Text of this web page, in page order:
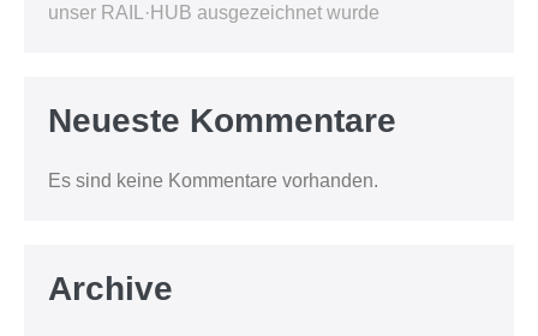
unser RAIL·HUB ausgezeichnet wurde
Neueste Kommentare
Es sind keine Kommentare vorhanden.
Archive